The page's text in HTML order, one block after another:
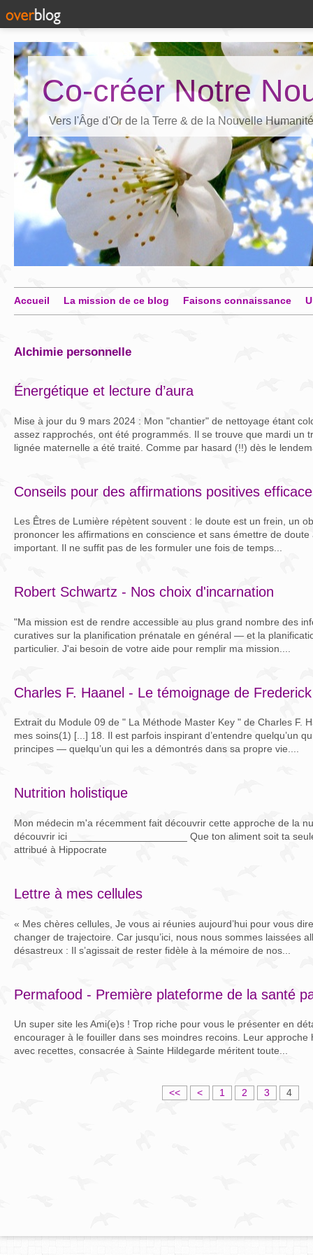
Co-créer Notre
Vers l'Âge d'Or de la Terre & de la Nouvelle Humanité
Accueil La mission de ce blog Faisons connaissance
alchimie personnelle
Énergétique et lecture d’aura
Mise à jour du 9 mars 2024 : Mon "chantier" de nettoyage étant
assez rapprochés, ont été programmés. Il se trouve que mardi un
lignée maternelle a été traité. Comme par hasard (!!) dès le
Conseils pour des affirmations positives
Les Êtres de Lumière répètent souvent : le doute est un frein, un
prononcer les affirmations en conscience et sans émettre de
important. Il ne suffit pas de les formuler une fois de temps...
Robert Schwartz - Nos choix d'incarnation
"Ma mission est de rendre accessible au plus grand nombre des
curatives sur la planification prénatale en général — et la
particulier. J'ai besoin de votre aide pour remplir ma mission....
Charles F. Haanel - Le témoignage de
Extrait du Module 09 de " La Méthode Master Key " de Charles F.
mes soins(1) [...] 18. Il est parfois inspirant d’entendre quelqu’un
principes — quelqu’un qui les a démontrés dans sa propre vie....
Nutrition holistique
Mon médecin m'a récemment fait découvrir cette approche de la
découvrir ici _____________________ Que ton aliment soit ta
attribué à Hippocrate
Lettre à mes cellules
« Mes chères cellules, Je vous ai réunies aujourd’hui pour vous
changer de trajectoire. Car jusqu’ici, nous nous sommes laissées
désastreux : Il s’agissait de rester fidèle à la mémoire de nos...
Permafood - Première plateforme de la santé
Un super site les Ami(e)s ! Trop riche pour vous le présenter en
encourager à le fouiller dans ses moindres recoins. Leur approche
avec recettes, consacrée à Sainte Hildegarde méritent toute...
<< < 1 2 3 4